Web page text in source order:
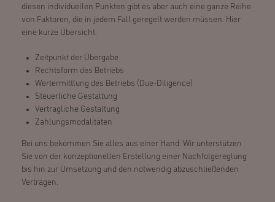
diesen individuellen Punkten gibt es aber auch eine ganze Reihe
von Faktoren, die in jedem Fall geregelt werden müssen. Hier
eine kurze Übersicht:
Zeitpunkt der Übergabe
Rechtsform des Betriebs
Wertermittlung des Betriebs (Due-Diligence)
Steuerliche Gestaltung
Vertragliche Gestaltung
Zahlungsmodalitäten
Bei uns bekommen Sie alles aus einer Hand. Wir unterstützen
Sie von der konzeptionellen Erstellung einer Nachfolgereglung
bis hin zur Umsetzung und den notwendig abzuschließenden
Verträgen.